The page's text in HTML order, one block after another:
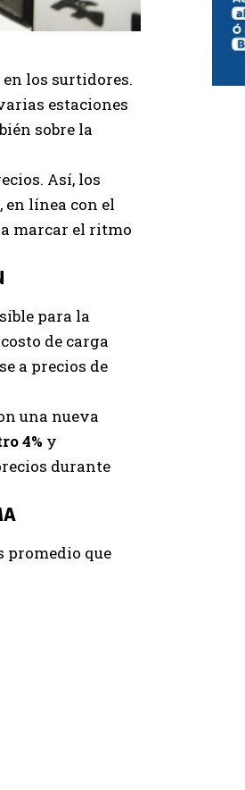
los surtidores.
estaciones
sobre la
Así, los
en línea con el
marcar el ritmo
para la
de carga
a precios de
una nueva
4% y
durante
promedio que